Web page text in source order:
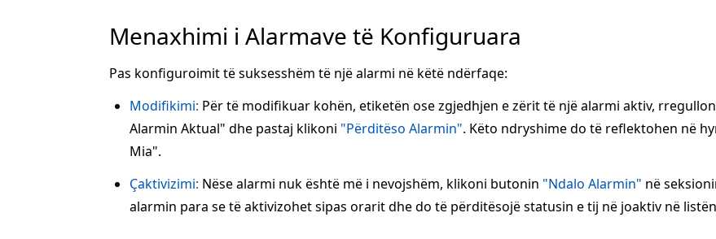
Menaxhimi i Alarmave të Konfiguruara
Pas konfiguroimit të suksesshëm të një alarmi në këtë ndërfaqe:
Modifikimi: Për të modifikuar kohën, etiketën ose zgjedhjen e zërit të një alarmi aktiv,
Alarmin Aktual" dhe pastaj klikoni "Përditëso Alarmin". Këto ndryshime do të reflektohen në
Mia".
Çaktivizimi: Nëse alarmi nuk është më i nevojshëm, klikoni butonin "Ndalo Alarmin" në
alarmin para se të aktivizohet sipas orarit dhe do të përditësojë statusin e tij në joaktiv në